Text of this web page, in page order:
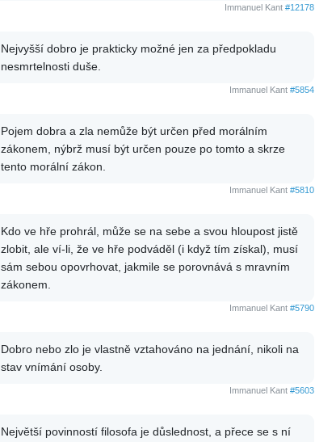
Immanuel Kant #12178
Nejvyšší dobro je prakticky možné jen za předpokladu
nesmrtelnosti duše.
Immanuel Kant #5854
Pojem dobra a zla nemůže být určen před morálním
zákonem, nýbrž musí být určen pouze po tomto a skrze
tento morální zákon.
Immanuel Kant #5810
Kdo ve hře prohrál, může se na sebe a svou hloupost jistě
zlobit, ale ví-li, že ve hře podváděl (i když tím získal), musí
sám sebou opovrhovat, jakmile se porovnává s mravním
zákonem.
Immanuel Kant #5790
Dobro nebo zlo je vlastně vztahováno na jednání, nikoli na
stav vnímání osoby.
Immanuel Kant #5603
Největší povinností filosofa je důslednost, a přece se s ní